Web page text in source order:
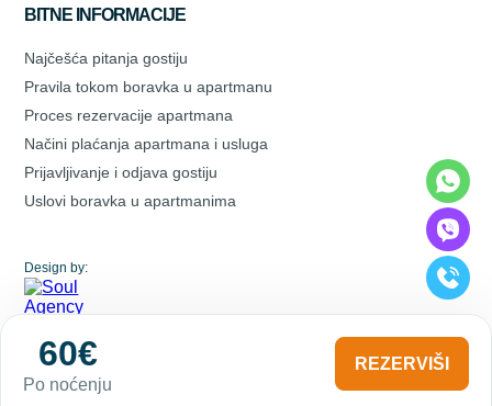
60€
Po noćenju
REZERVIŠI
BITNE INFORMACIJE
Najčešća pitanja gostiju
Pravila tokom boravka u apartmanu
Proces rezervacije apartmana
Načini plaćanja apartmana i usluga
Prijavljivanje i odjava gostiju
Uslovi boravka u apartmanima
Design by:
© 2026 . SVA PRAVA ZADRZANA.